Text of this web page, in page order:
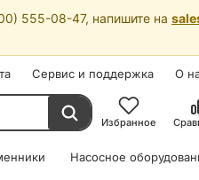
555-08-47, напишите на
Сервис и поддержка О
Избранное
Насосное